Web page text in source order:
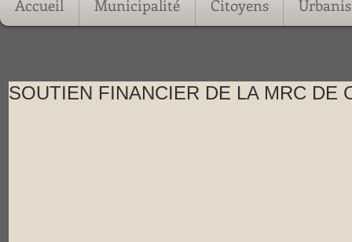
Accueil Municipalité Citoyens
SOUTIEN FINANCIER DE LA MRC DE